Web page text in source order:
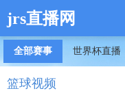
jrs直播网
全部赛事 世界杯直播
篮球视频